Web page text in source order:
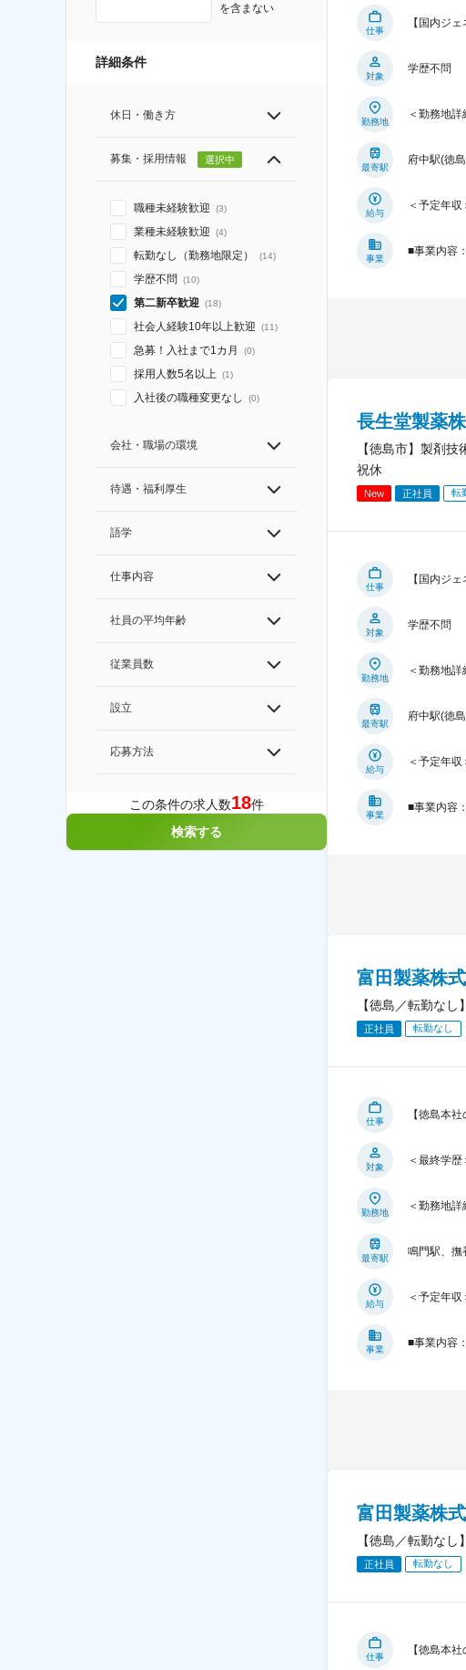
を含まない
詳細条件
休日・働き方
募集・採用情報 選択中
職種未経験歓迎 (3)
業種未経験歓迎 (4)
転勤なし（勤務地限定） (14)
学歴不問 (10)
第二新卒歓迎 (18)
社会人経験10年以上歓迎 (11)
急募！入社まで1カ月 (0)
採用人数5名以上 (1)
入社後の職種変更なし (0)
会社・職場の環境
待遇・福利厚生
語学
仕事内容
社員の平均年齢
従業員数
設立
応募方法
この条件の求人数18件
検索する
仕事
【国内ジ
対象
学歴不問
勤務地
＜勤務地
最寄駅
府中駅(徳
給与
＜予定年
事業
■事業内容
長生堂製薬
【徳島市】製剤
祝休
New 正社員 転
仕事
【国内ジ
対象
学歴不問
勤務地
＜勤務地
最寄駅
府中駅(徳
給与
＜予定年
事業
■事業内容
富田製薬株
【徳島／転勤な
正社員 転勤なし
仕事
【徳島本
対象
＜最終学
勤務地
＜勤務地
最寄駅
鳴門駅、撫
給与
＜予定年
事業
■事業内容
富田製薬株
【徳島／転勤な
正社員 転勤なし
仕事
【徳島本